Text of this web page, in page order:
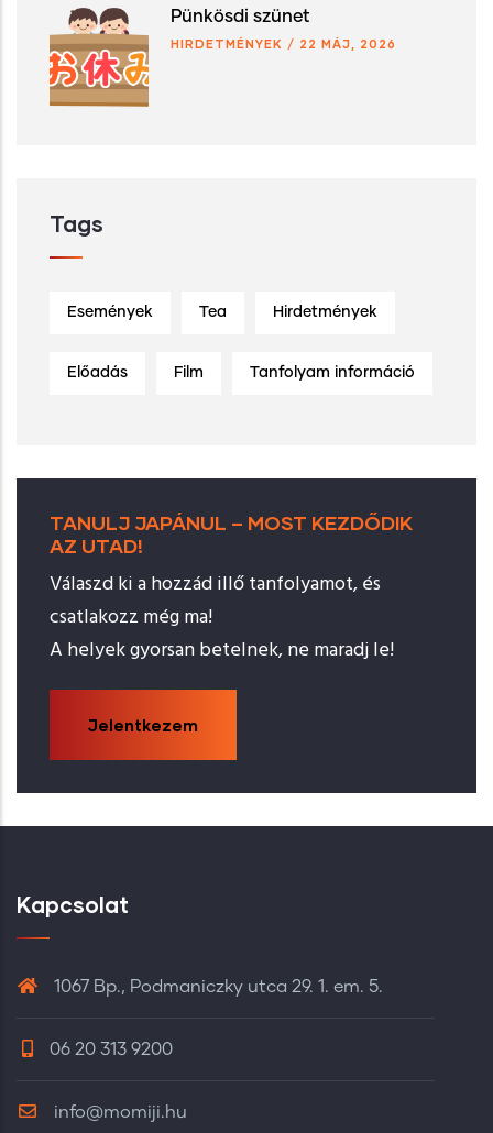
Pünkösdi szünet
HIRDETMÉNYEK / 22 MÁJ, 2026
Tags
Események Tea Hirdetmények
Előadás Film Tanfolyam információ
TANULJ JAPÁNUL – MOST KEZDŐDIK
AZ UTAD!
Válaszd ki a hozzád illő tanfolyamot, és
csatlakozz még ma!
A helyek gyorsan betelnek, ne maradj le!
Jelentkezem
Kapcsolat
1067 Bp., Podmaniczky utca 29. 1. em. 5.
06 20 313 9200
info@momiji.hu